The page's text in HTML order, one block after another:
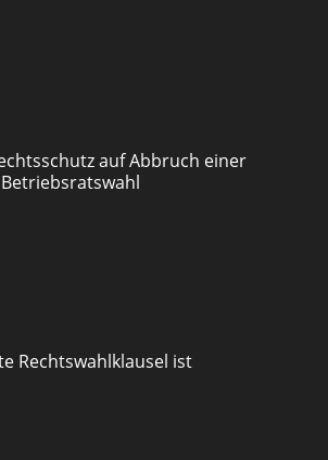
auf Abbruch einer
Rechtswahlklausel ist